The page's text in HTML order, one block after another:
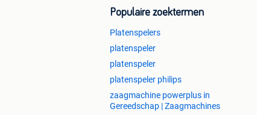
Populaire zoektermen
Platenspelers
platenspeler
platenspeler
platenspeler philips
zaagmachine powerplus in
Gereedschap | Zaagmachines